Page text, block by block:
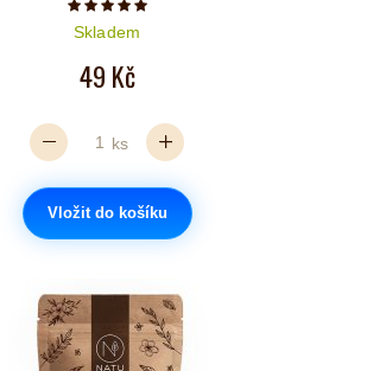
Počet hvězdiček je 5 z 5
Skladem
49 Kč
ks
Vložit do košíku